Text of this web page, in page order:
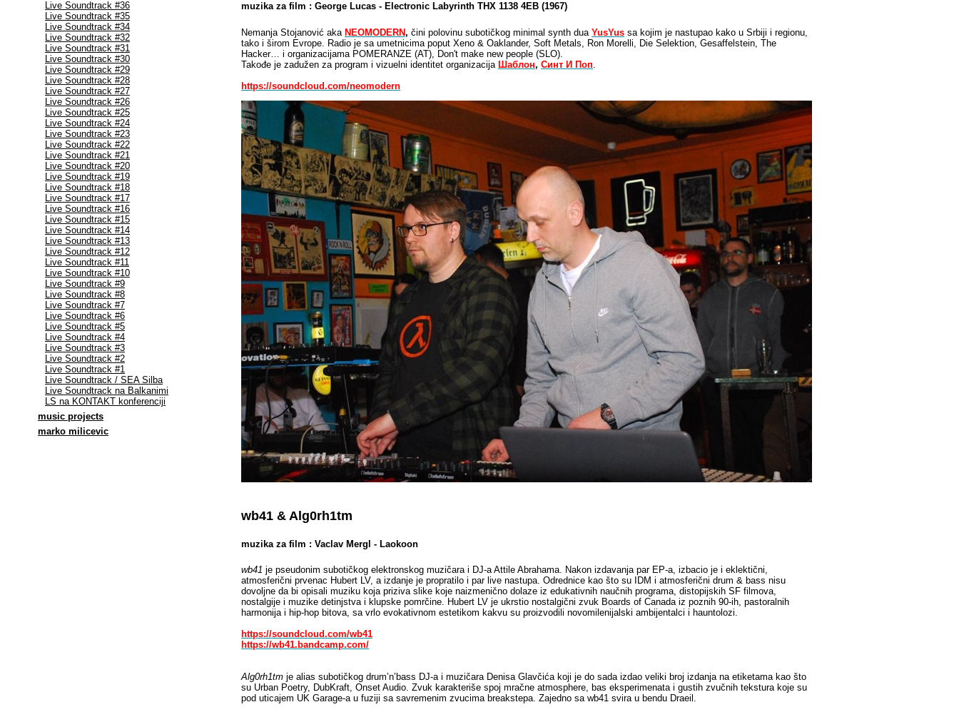
Live Soundtrack #36
Live Soundtrack #35
Live Soundtrack #34
Live Soundtrack #32
Live Soundtrack #31
Live Soundtrack #30
Live Soundtrack #29
Live Soundtrack #28
Live Soundtrack #27
Live Soundtrack #26
Live Soundtrack #25
Live Soundtrack #24
Live Soundtrack #23
Live Soundtrack #22
Live Soundtrack #21
Live Soundtrack #20
Live Soundtrack #19
Live Soundtrack #18
Live Soundtrack #17
Live Soundtrack #16
Live Soundtrack #15
Live Soundtrack #14
Live Soundtrack #13
Live Soundtrack #12
Live Soundtrack #11
Live Soundtrack #10
Live Soundtrack #9
Live Soundtrack #8
Live Soundtrack #7
Live Soundtrack #6
Live Soundtrack #5
Live Soundtrack #4
Live Soundtrack #3
Live Soundtrack #2
Live Soundtrack #1
Live Soundtrack / SEA Silba
Live Soundtrack na Balkanimi
LS na KONTAKT konferenciji
music projects
marko milicevic
muzika za film : George Lucas - Electronic Labyrinth THX 1138 4EB (1967)
Nemanja Stojanović aka NEOMODERN, čini polovinu subotičkog minimal synth dua YusYus sa kojim je nastupao kako u Srbiji i regionu,
tako i širom Evrope. Radio je sa umetnicima poput Xeno & Oaklander, Soft Metals, Ron Morelli, Die Selektion, Gesaffelstein, The
Hacker… i organizacijama POMERANZE (AT), Don't make new people (SLO).
Takođe je zadužen za program i vizuelni identitet organizacija Шаблон, Синт И Поп
https://soundcloud.com/neomodern
wb41 & Alg0rh1tm
muzika za film : Vaclav Mergl - Laokoon
wb41 je pseudonim subotičkog elektronskog muzičara i DJ-a Attile Abrahama. Nakon izdavanja par EP-a, izbacio je i eklektični,
atmosferični prvenac Hubert LV, a izdanje je propratilo i par live nastupa. Odrednice kao što su IDM i atmosferični drum & bass nisu
dovoljne da bi opisali muziku koja priziva slike koje naizmenično dolaze iz edukativnih naučnih programa, distopijskih SF filmova,
nostalgije i muzike detinjstva i klupske pomrčine. Hubert LV je ukrstio nostalgični zvuk Boards of Canada iz poznih 90-ih, pastoralnih
harmonija i hip-hop bitova, sa vrlo evokativnom estetikom kakvu su proizvodili novomilenijalski ambijentalci i hauntolozi.
https://soundcloud.com/wb41
https://wb41.bandcamp.com/
Alg0rh1tm je alias subotičkog drum’n’bass DJ-a i muzičara Denisa Glavčića koji je do sada izdao veliki broj izdanja na etiketama kao što
su Urban Poetry, DubKraft, Onset Audio. Zvuk karakteriše spoj mračne atmosphere, bas eksperimenata i gustih zvučnih tekstura koje su
pod uticajem UK Garage-a u fuziji sa savremenim zvucima breakstepa. Zajedno sa wb41 svira u bendu Draeil.